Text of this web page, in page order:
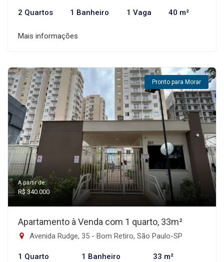
2 Quartos 1 Banheiro 1 Vaga 40 m²
Mais informações
Pronto para Morar
A partir de:
R$ 340.000
Apartamento à Venda com 1 quarto, 33m²
Avenida Rudge, 35 - Bom Retiro, São Paulo-SP
1 Quarto 1 Banheiro 33 m²